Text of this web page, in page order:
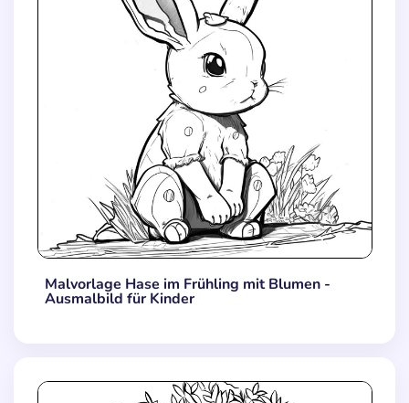
Malvorlage Hase im Frühling mit Blumen -
Ausmalbild für Kinder